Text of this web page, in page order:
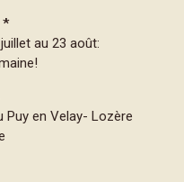
*
au 23 août:
Puy en Velay- Lozère